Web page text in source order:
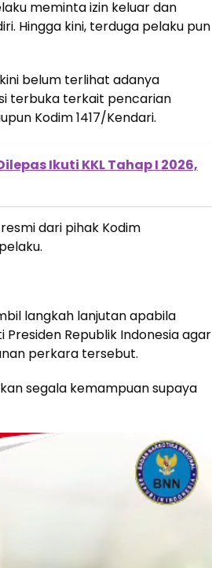
meminta izin keluar dan
Hingga kini, terduga pelaku pun
belum terlihat adanya
terbuka terkait pencarian
Kodim 1417/Kendari.
Ikuti KKL Tahap I 2026,
dari pihak Kodim
langkah lanjutan apabila
Republik Indonesia agar
perkara tersebut.
segala kemampuan supaya